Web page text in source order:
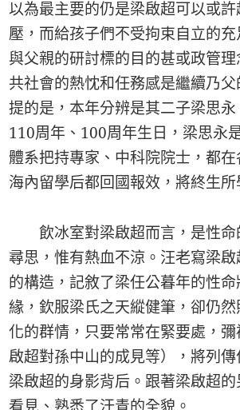
以為最主要的仍是梁啟超可以或
壓，而給孩子們不受拘束自立的
與父親的研討標的目的甚或政管
共社會的熱忱和任務感是繼續乃
提的是，本年分辨是其二子梁思
110周年、100周年生日，梁思永
體系把持專家、中科院院士，都
海內留學后都回國報效，將終生所
飲冰室對梁啟超而言，是性
尋思，惟有熱血不涼。汪老寫梁
的構造，記敘了梁任公暮年的性
緣，欽服梁氏之天縱健筆，卻仍
化的群情，只要常常在緊要處，
啟超對孫中山的成見等），將列
梁啟超的身影背后。跟著梁啟超